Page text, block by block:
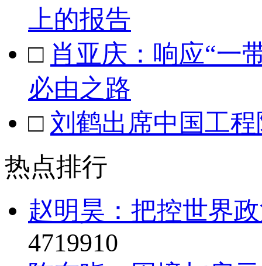
上的报告
□ 肖亚庆：响应“一
必由之路
□ 刘鹤出席中国工
热点排行
赵明昊：把控世界
4719910